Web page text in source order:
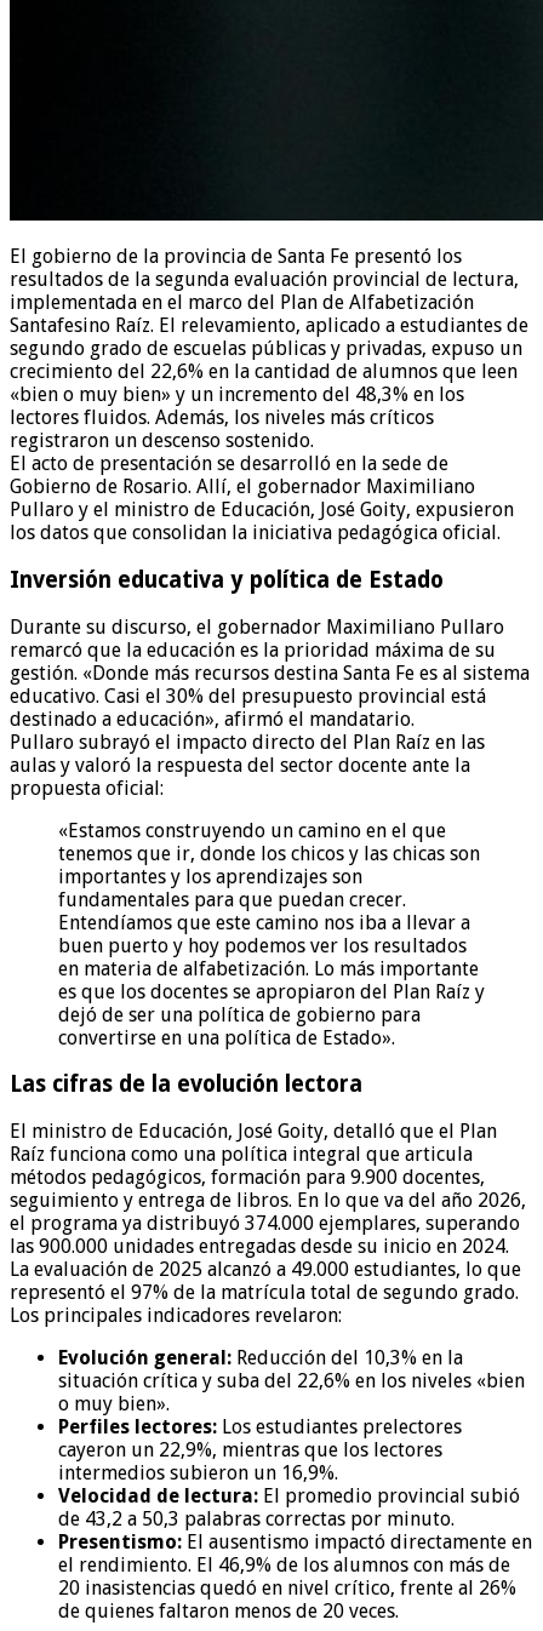
El gobierno de la provincia de Santa Fe presentó los
resultados de la segunda evaluación provincial de lectura,
implementada en el marco del Plan de Alfabetización
Santafesino Raíz. El relevamiento, aplicado a estudiantes de
segundo grado de escuelas públicas y privadas, expuso un
crecimiento del 22,6% en la cantidad de alumnos que leen
«bien o muy bien» y un incremento del 48,3% en los
lectores fluidos. Además, los niveles más críticos
registraron un descenso sostenido.
El acto de presentación se desarrolló en la sede de
Gobierno de Rosario. Allí, el gobernador Maximiliano
Pullaro y el ministro de Educación, José Goity, expusieron
los datos que consolidan la iniciativa pedagógica oficial.
Inversión educativa y política de Estado
Durante su discurso, el gobernador Maximiliano Pullaro
remarcó que la educación es la prioridad máxima de su
gestión. «Donde más recursos destina Santa Fe es al sistema
educativo. Casi el 30% del presupuesto provincial está
destinado a educación», afirmó el mandatario.
Pullaro subrayó el impacto directo del Plan Raíz en las
aulas y valoró la respuesta del sector docente ante la
propuesta oficial:
«Estamos construyendo un camino en el que
tenemos que ir, donde los chicos y las chicas son
importantes y los aprendizajes son
fundamentales para que puedan crecer.
Entendíamos que este camino nos iba a llevar a
buen puerto y hoy podemos ver los resultados
en materia de alfabetización. Lo más importante
es que los docentes se apropiaron del Plan Raíz y
dejó de ser una política de gobierno para
convertirse en una política de Estado».
Las cifras de la evolución lectora
El ministro de Educación, José Goity, detalló que el Plan
Raíz funciona como una política integral que articula
métodos pedagógicos, formación para 9.900 docentes,
seguimiento y entrega de libros. En lo que va del año 2026,
el programa ya distribuyó 374.000 ejemplares, superando
las 900.000 unidades entregadas desde su inicio en 2024.
La evaluación de 2025 alcanzó a 49.000 estudiantes, lo que
representó el 97% de la matrícula total de segundo grado.
Los principales indicadores revelaron:
Evolución general: Reducción del 10,3% en la
situación crítica y suba del 22,6% en los niveles «bien
o muy bien».
Perfiles lectores: Los estudiantes prelectores
cayeron un 22,9%, mientras que los lectores
intermedios subieron un 16,9%.
Velocidad de lectura: El promedio provincial subió
de 43,2 a 50,3 palabras correctas por minuto.
Presentismo: El ausentismo impactó directamente en
el rendimiento. El 46,9% de los alumnos con más de
20 inasistencias quedó en nivel crítico, frente al 26%
de quienes faltaron menos de 20 veces.